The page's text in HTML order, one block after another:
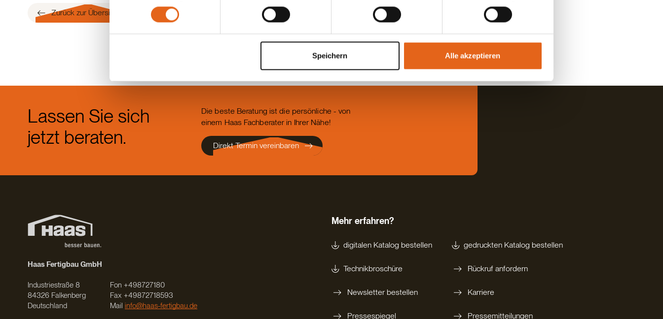
Sie geben Einwilligung zu unseren Cookies, wenn Sie unsere Webseite weiterhin nutzen.
Speichern Alle akzeptieren
Zurück zur Übersicht
Lassen Sie sich
jetzt beraten.
Die beste Beratung ist die persönliche - von
einem Haas Fachberater in Ihrer Nähe!
Direkt Termin vereinbaren
Haas Fertigbau GmbH
Industriestraße 8
84326 Falkenberg
Deutschland
Fon +498727180
Fax +49872718593
Mail info@haas-fertigbau.de
Mehr erfahren?
digitalen Katalog bestellen gedruckten Katalog bestellen
Technikbroschüre Rückruf anfordern
Newsletter bestellen Karriere
Pressespiegel Pressemitteilungen